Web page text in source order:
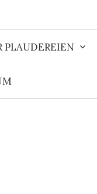
PLAUDEREIEN